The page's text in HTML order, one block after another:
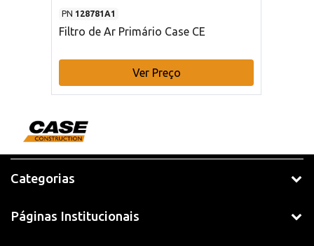
PN 128781A1
Filtro de Ar Primário Case CE
Ver Preço
Categorias
Páginas Institucionais